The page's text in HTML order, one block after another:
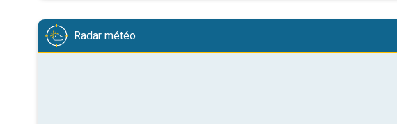
Radar météo